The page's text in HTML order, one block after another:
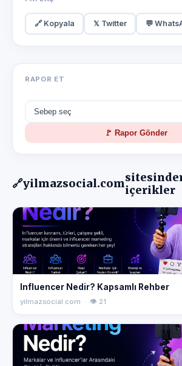
🔗 Kopyala 𝕏 Twitter 💬
RAPOR ET
🚩 Rapor Gönder
🔗yilmazsocial.comiçerikler
Influencer Nedir? Kapsamlı Rehber
yilmazsocial.com · 👁 21